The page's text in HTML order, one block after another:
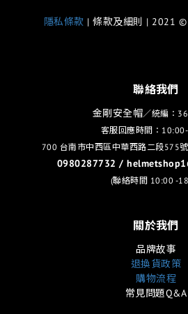
隱私條款 | 條款及細則 | 2021
聯絡我們
金剛安全帽／統編：
客服回應時間：
700 台南市中西區中華西路二段575
0980287732 /
(聯絡時間 10:00 -
關於我們
品牌故事
退換貨政策
購物流程
常見問題Q&A